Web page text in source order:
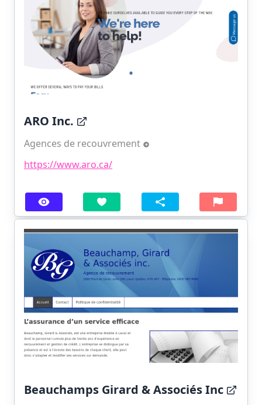
ARO Inc.
Agences de recouvrement
https://www.aro.ca/
Beauchamps Girard & Associés Inc